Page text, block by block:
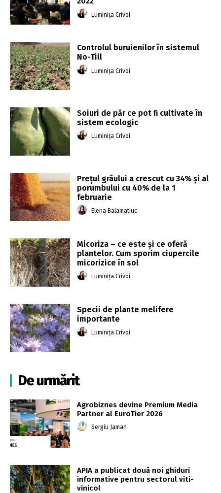
Luminița Crivoi
Controlul buruienilor în sistemul
No-Till
Luminița Crivoi
Soiuri de păr ce pot fi cultivate în
sistem ecologic
Luminița Crivoi
Preţul grâului a crescut cu 34% şi al
porumbului cu 40% de la 1
februarie
Elena Balamatiuc
Micoriza – ce este și ce oferă
plantelor. Cum sporim ciupercile
micorizice în sol
Luminița Crivoi
Specii de plante melifere
importante
Luminița Crivoi
De urmărit
Agrobiznes devine Premium Media
Partner al EuroTier 2026
Sergiu Jaman
APIA a publicat două noi ghiduri
informative pentru sectorul viti-
vinicol